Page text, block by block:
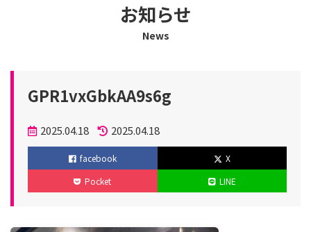
お知らせ
News
GPR1vxGbkAA9s6g
投
稿
日
2025.04.18
更
新
2025.04.18
facebook
X
Pocket
LINE